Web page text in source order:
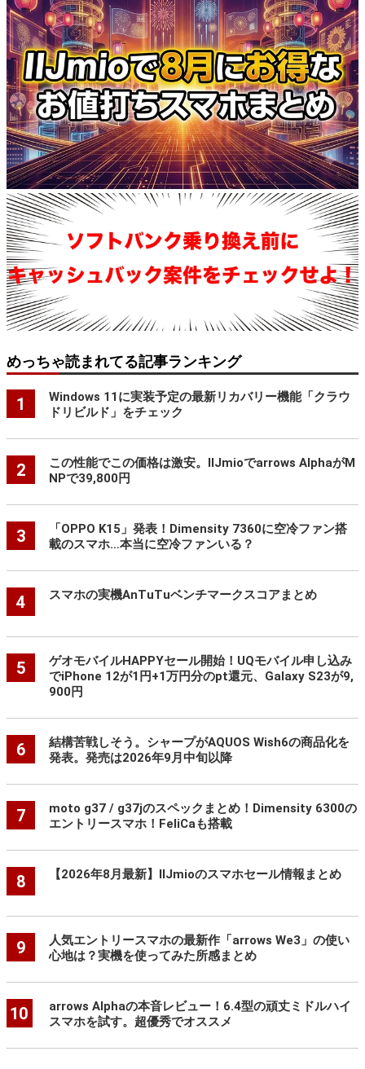
めっちゃ読まれてる記事ランキング
1
Windows 11に実装予定の最新リカバリー機能「クラウ
ドリビルド」をチェック
2
この性能でこの価格は激安。IIJmioでarrows AlphaがM
NPで39,800円
3
「OPPO K15」発表！Dimensity 7360に空冷ファン搭
載のスマホ…本当に空冷ファンいる？
4 スマホの実機AnTuTuベンチマークスコアまとめ
5
ゲオモバイルHAPPYセール開始！UQモバイル申し込み
でiPhone 12が1円+1万円分のpt還元、Galaxy S23が9,
900円
6
結構苦戦しそう。シャープがAQUOS Wish6の商品化を
発表。発売は2026年9月中旬以降
7
moto g37 / g37jのスペックまとめ！Dimensity 6300の
エントリースマホ！FeliCaも搭載
8 【2026年8月最新】IIJmioのスマホセール情報まとめ
9
人気エントリースマホの最新作「arrows We3」の使い
心地は？実機を使ってみた所感まとめ
10
arrows Alphaの本音レビュー！6.4型の頑丈ミドルハイ
スマホを試す。超優秀でオススメ